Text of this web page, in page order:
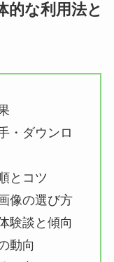
的な利用法と
・ダウンロ
とコツ
像の選び方
験談と傾向
動向